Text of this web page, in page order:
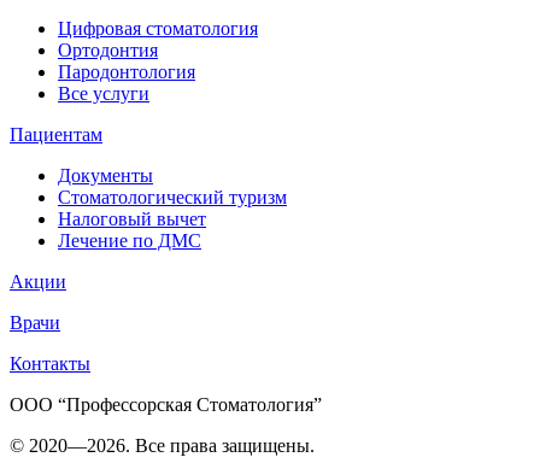
Цифровая стоматология
Ортодонтия
Пародонтология
Все услуги
Пациентам
Документы
Стоматологический туризм
Налоговый вычет
Лечение по ДМС
Акции
Врачи
Контакты
ООО “Профессорская Стоматология”
© 2020—2026. Все права защищены.